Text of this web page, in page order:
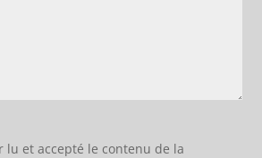
lu et accepté le contenu de la